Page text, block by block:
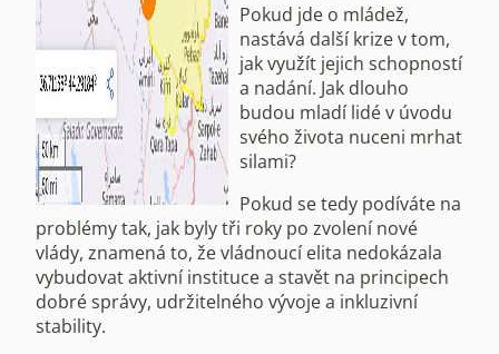
Pokud jde o mládež,
nastává další krize v tom,
jak využít jejich schopností
a nadání. Jak dlouho
budou mladí lidé v úvodu
svého života nuceni mrhat
silami?
Pokud se tedy podíváte na
problémy tak, jak byly tři roky po zvolení nové
vlády, znamená to, že vládnoucí elita nedokázala
vybudovat aktivní instituce a stavět na principech
dobré správy, udržitelného vývoje a inkluzivní
stability.